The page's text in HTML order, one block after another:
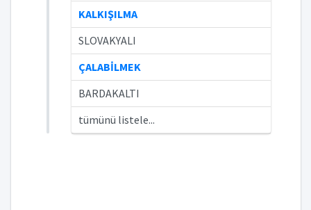
KALKIŞILMA
SLOVAKYALI
ÇALABİLMEK
BARDAKALTI
tümünü listele...